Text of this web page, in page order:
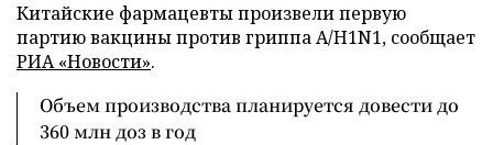
Китайские фармацевты произвели первую
партию вакцины против гриппа A/H1N1, сообщает
РИА «Новости».
Объем производства планируется довести до
360 млн доз в год